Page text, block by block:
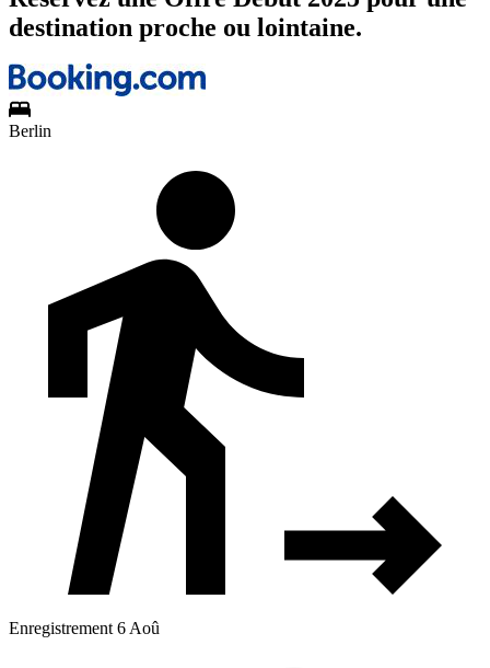
destination proche ou lointaine.
Berlin
Enregistrement 6 Aoû